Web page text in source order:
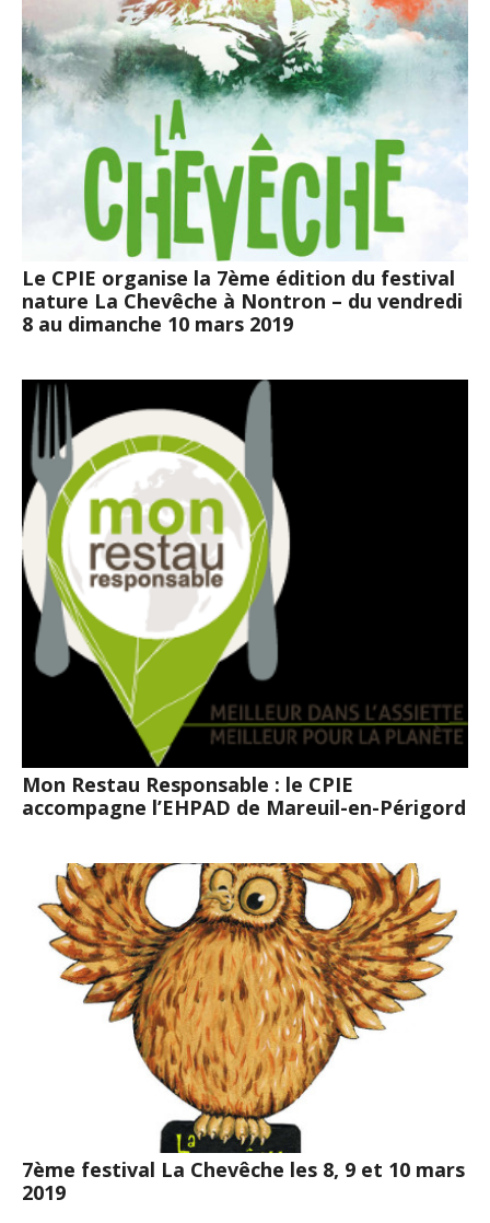
Le CPIE organise la 7ème édition du festival
nature La Chevêche à Nontron – du vendredi
8 au dimanche 10 mars 2019
Mon Restau Responsable : le CPIE
accompagne l’EHPAD de Mareuil-en-Périgord
7ème festival La Chevêche les 8, 9 et 10 mars
2019